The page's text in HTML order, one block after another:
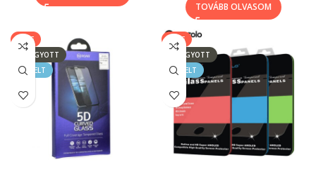
TOVÁBB OLVASOM
SALE
ELFOGYOTT
KIEMELT
SALE
ELFOGYOTT
KIEMELT